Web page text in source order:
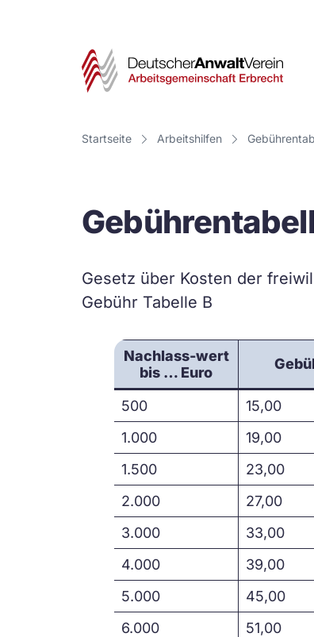
Startseite Arbeitshilfen
Gesetz über Kosten der
Gebühr Tabelle B
Nachlass-wert
bis … Euro
500 15,00
1.000
19,00
1.500
23,00
2.000
27,00
3.000
33,00
4.000
39,00
5.000
45,00
6.000
51,00